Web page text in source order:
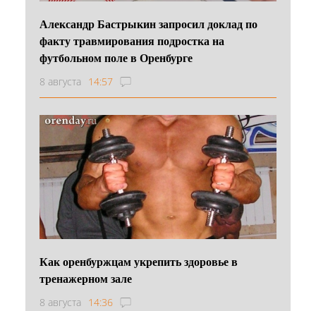
Александр Бастрыкин запросил доклад по
факту травмирования подростка на
футбольном поле в Оренбурге
8 августа 14:57
Как оренбуржцам укрепить здоровье в
тренажерном зале
8 августа 14:36